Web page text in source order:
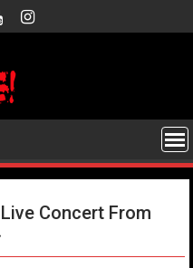
Concert From